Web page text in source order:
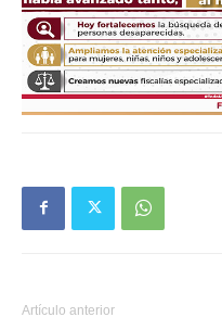
Artículo anterior